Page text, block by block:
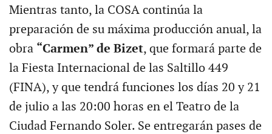
Mientras tanto, la COSA continúa la
preparación de su máxima producción anual, la
obra “Carmen” de Bizet, que formará parte de
la Fiesta Internacional de las Saltillo 449
(FINA), y que tendrá funciones los días 20 y 21
de julio a las 20:00 horas en el Teatro de la
Ciudad Fernando Soler. Se entregarán pases de